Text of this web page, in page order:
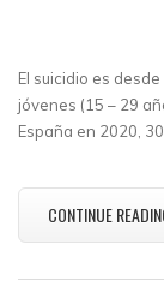
El suicidio es
jóvenes (15 – 29
España en 2020,
CONTINUE